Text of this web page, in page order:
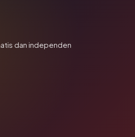
dan independen